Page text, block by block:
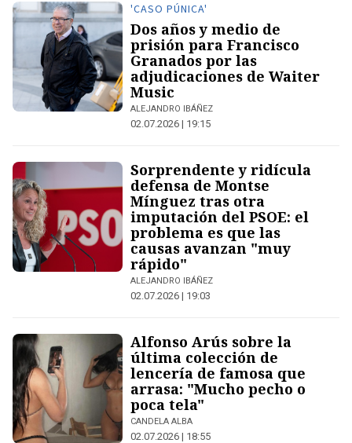
'CASO PÚNICA'
Dos años y medio de
prisión para Francisco
Granados por las
adjudicaciones de Waiter
Music
ALEJANDRO IBÁÑEZ
02.07.2026 | 19:15
Sorprendente y ridícula
defensa de Montse
Mínguez tras otra
imputación del PSOE: el
problema es que las
causas avanzan "muy
rápido"
ALEJANDRO IBÁÑEZ
02.07.2026 | 19:03
Alfonso Arús sobre la
última colección de
lencería de famosa que
arrasa: "Mucho pecho o
poca tela"
CANDELA ALBA
02.07.2026 | 18:55